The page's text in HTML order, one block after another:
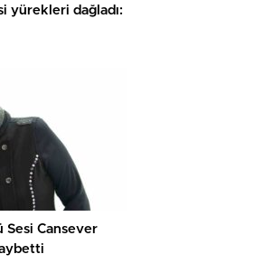
yürekleri dağladı:
Sesi Cansever